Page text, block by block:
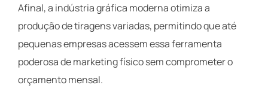
Afinal, a indústria gráfica moderna otimiza a
produção de tiragens variadas, permitindo que até
pequenas empresas acessem essa ferramenta
poderosa de marketing físico sem comprometer o
orçamento mensal.